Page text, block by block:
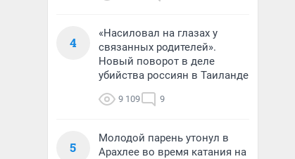
4
«Насиловал на глазах у
связанных родителей».
Новый поворот в деле
убийства россиян в Таиланде
9 109 9
5
Молодой парень утонул в
Арахлее во время катания на